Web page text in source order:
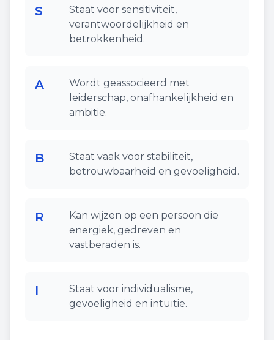
S
Staat voor sensitiviteit,
verantwoordelijkheid en
betrokkenheid.
A
Wordt geassocieerd met
leiderschap, onafhankelijkheid en
ambitie.
B
Staat vaak voor stabiliteit,
betrouwbaarheid en gevoeligheid.
R
Kan wijzen op een persoon die
energiek, gedreven en
vastberaden is.
I
Staat voor individualisme,
gevoeligheid en intuïtie.